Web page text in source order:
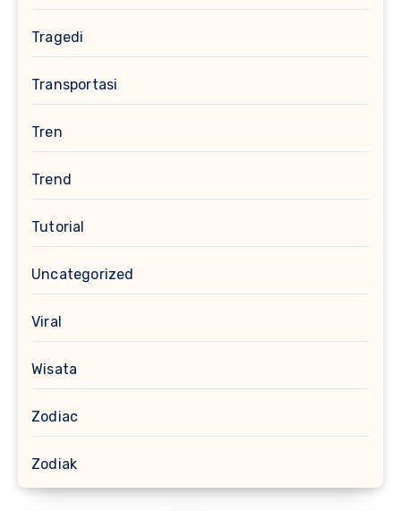
Tragedi
Transportasi
Tren
Trend
Tutorial
Uncategorized
Viral
Wisata
Zodiac
Zodiak